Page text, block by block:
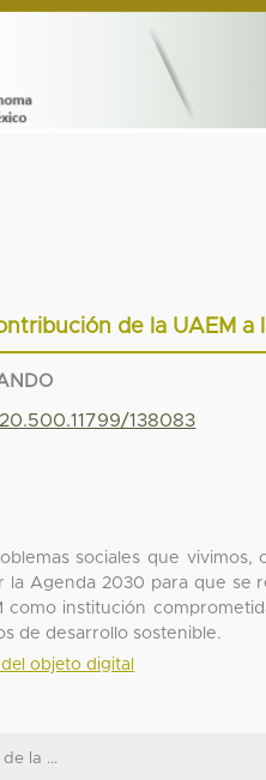
de la UAEM a
138083
sociales que
la Agenda 2030 para que se
como institución
de desarrollo sostenible.
objeto digital
la ...